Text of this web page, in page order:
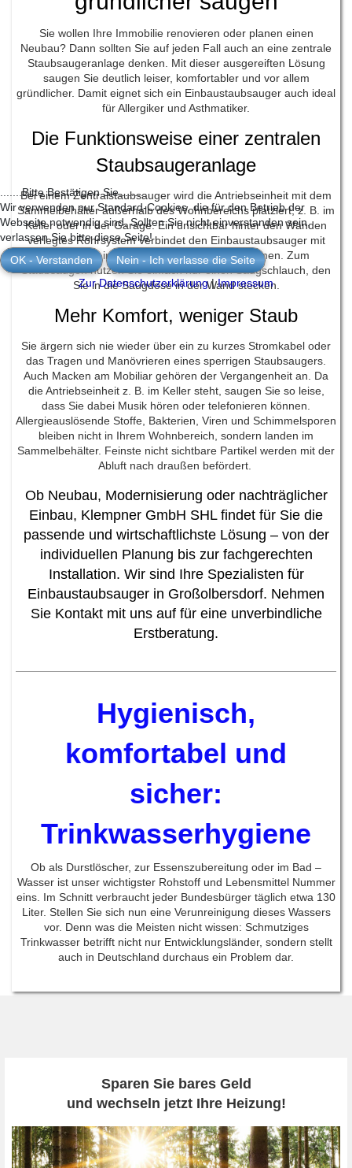
Sie wollen Ihre Immobilie renovieren oder planen einen
Neubau? Dann sollten Sie auf jeden Fall auch an eine zentrale
Staubsaugeranlage denken. Mit dieser ausgereiften Lösung
saugen Sie deutlich leiser, komfortabler und vor allem
gründlicher. Damit eignet sich ein Einbaustaubsauger auch ideal
für Allergiker und Asthmatiker.
Die Funktionsweise einer zentralen
Staubsaugeranlage
Bei einem Zentralstaubsauger wird die Antriebseinheit mit dem
Sammelbehälter außerhalb des Wohnbereichs platziert, z. B. im
Keller oder in der Garage. Ein unsichtbar hinter den Wänden
verlegtes Rohrsystem verbindet den Einbaustaubsauger mit
Saugdosen in den verschiedenen Wohnräumen. Zum
Staubsaugen nutzen Sie einfach nur einen Saugschlauch, den
Sie in die Saugdose in der Wand stecken.
Mehr Komfort, weniger Staub
Sie ärgern sich nie wieder über ein zu kurzes Stromkabel oder
das Tragen und Manövrieren eines sperrigen Staubsaugers.
Auch Macken am Mobiliar gehören der Vergangenheit an. Da
die Antriebseinheit z. B. im Keller steht, saugen Sie so leise,
dass Sie dabei Musik hören oder telefonieren können.
Allergieauslösende Stoffe, Bakterien, Viren und Schimmelsporen
bleiben nicht in Ihrem Wohnbereich, sondern landen im
Sammelbehälter. Feinste nicht sichtbare Partikel werden mit der
Abluft nach draußen befördert.
Ob Neubau, Modernisierung oder nachträglicher
Einbau, Klempner GmbH SHL findet für Sie die
passende und wirtschaftlichste Lösung – von der
individuellen Planung bis zur fachgerechten
Installation. Wir sind Ihre Spezialisten für
Einbaustaubsauger in Großolbersdorf. Nehmen
Sie Kontakt mit uns auf für eine unverbindliche
Erstberatung.
Hygienisch,
komfortabel und
sicher:
Trinkwasserhygiene
Ob als Durstlöscher, zur Essenszubereitung oder im Bad –
Wasser ist unser wichtigster Rohstoff und Lebensmittel Nummer
eins. Im Schnitt verbraucht jeder Bundesbürger täglich etwa 130
Liter. Stellen Sie sich nun eine Verunreinigung dieses Wassers
vor. Denn was die Meisten nicht wissen: Schmutziges
Trinkwasser betrifft nicht nur Entwicklungsländer, sondern stellt
auch in Deutschland durchaus ein Problem dar.
Sparen Sie bares Geld
und wechseln jetzt Ihre Heizung!
.......Bitte Bestätigen Sie........
Wir verwenden nur Standard-Cookies, die für den Betrieb der
Webseite notwendig sind. Sollten Sie nicht einverstanden sein,
verlassen Sie bitte diese Seite!
OK - Verstanden
Nein - Ich verlasse die Seite
Zur Datenschutzerklärung|Impressum